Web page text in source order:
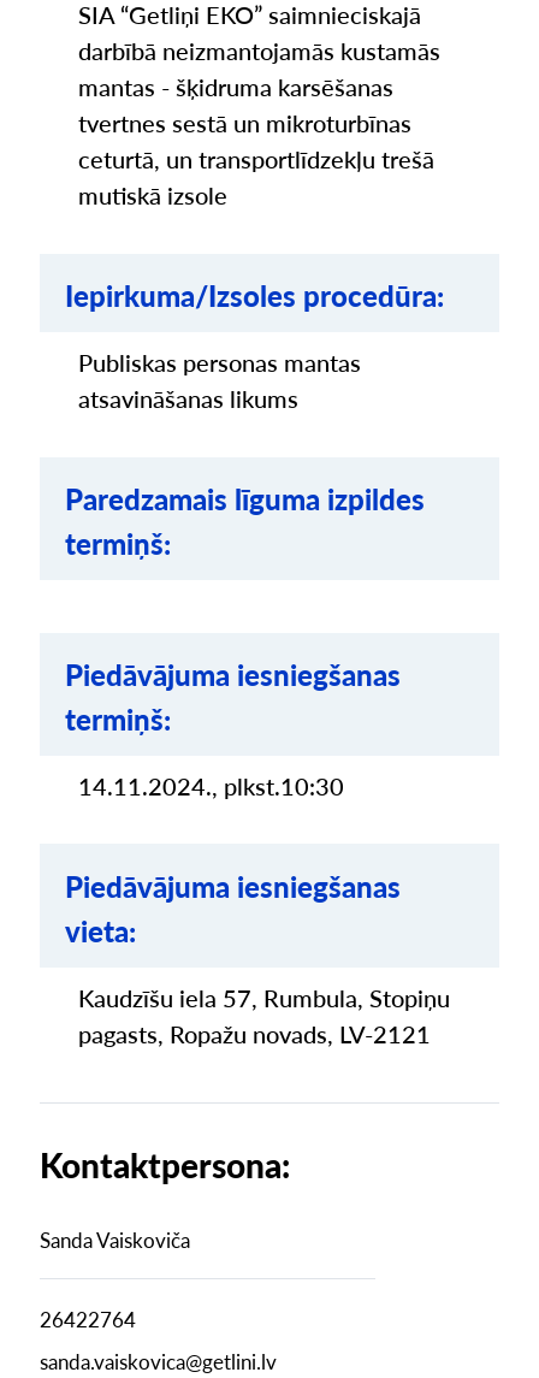
SIA “Getliņi EKO” saimnieciskajā
darbībā neizmantojamās kustamās
mantas - šķidruma karsēšanas
tvertnes sestā un mikroturbīnas
ceturtā, un transportlīdzekļu trešā
mutiskā izsole
Iepirkuma/Izsoles procedūra:
Publiskas personas mantas
atsavināšanas likums
Paredzamais līguma izpildes
termiņš:
Piedāvājuma iesniegšanas
termiņš:
14.11.2024., plkst.10:30
Piedāvājuma iesniegšanas
vieta:
Kaudzīšu iela 57, Rumbula, Stopiņu
pagasts, Ropažu novads, LV-2121
Kontaktpersona:
Sanda Vaiskoviča
26422764
sanda.vaiskovica@getlini.lv